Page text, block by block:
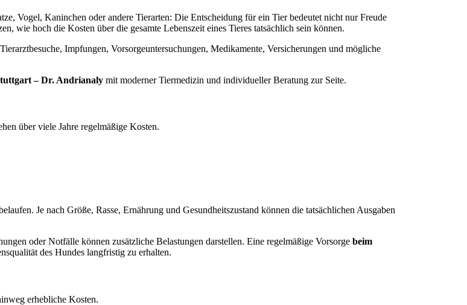
Vogel, Kaninchen oder andere Tierarten: Die Entscheidung für ein Tier bedeutet nicht nur Freude
wie hoch die Kosten über die gesamte Lebenszeit eines Tieres tatsächlich sein können.
Impfungen, Vorsorgeuntersuchungen, Medikamente, Versicherungen und mögliche
– Dr. Andrianalymit moderner Tiermedizin und individueller Beratung zur Seite.
über viele Jahre regelmäßige Kosten.
Je nach Größe, Rasse, Ernährung und Gesundheitszustand können die tatsächlichen Ausgaben
oder Notfälle können zusätzliche Belastungen darstellen. Eine regelmäßige Vorsorge beim
des Hundes langfristig zu erhalten.
erhebliche Kosten.